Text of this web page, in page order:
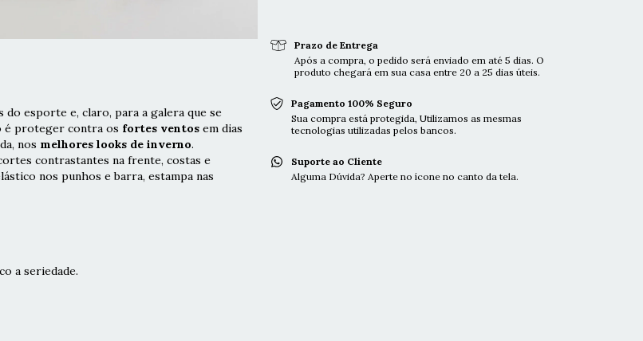
esporte e, claro, para a galera que se
é proteger contra os fortes ventos em dias
nos melhores looks de inverno.
contrastantes na frente, costas e
nos punhos e barra, estampa nas
a seriedade.
Prazo de Entrega
Após a compra, o pedido será enviado em até 5 dias. O
produto chegará em sua casa entre 20 a 25 dias úteis.
Pagamento 100% Seguro
Sua compra está protegida, Utilizamos as mesmas
tecnologias utilizadas pelos bancos.
Suporte ao Cliente
Alguma Dúvida? Aperte no ícone no canto da tela.